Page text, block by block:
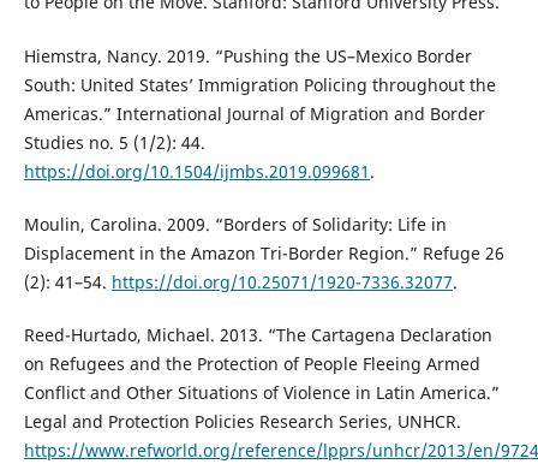
Hiemstra, Nancy. 2019. “Pushing the US–Mexico Border
South: United States’ Immigration Policing throughout the
Americas.” International Journal of Migration and Border
Studies no. 5 (1/2): 44.
https://doi.org/10.1504/ijmbs.2019.099681 .
Moulin, Carolina. 2009. “Borders of Solidarity: Life in
Displacement in the Amazon Tri-Border Region.” Refuge 26
(2): 41–54. https://doi.org/10.25071/1920-7336.32077.
Reed-Hurtado, Michael. 2013. “The Cartagena Declaration
on Refugees and the Protection of People Fleeing Armed
Conflict and Other Situations of Violence in Latin America.”
Legal and Protection Policies Research Series, UNHCR.
https://www.refworld.org/reference/lpprs/unhcr/2013/en/